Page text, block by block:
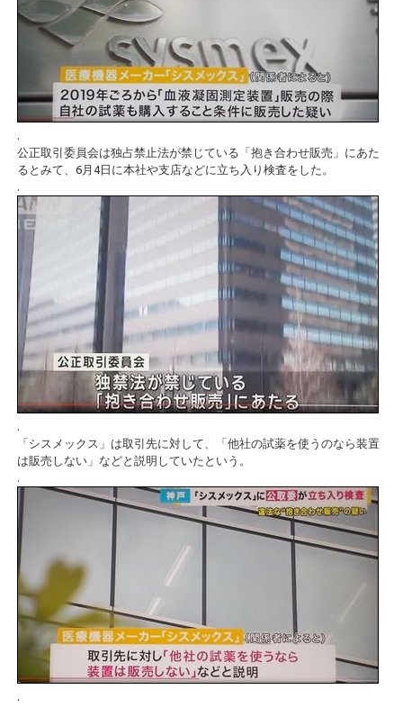
公正取引委員会は独占禁止法が禁じている「抱き合わせ販売」にあた
るとみて、6月4日に本社や支店などに立ち入り検査をした。
「シスメックス」は取引先に対して、「他社の試薬を使うのなら装置
は販売しない」などと説明していたという。